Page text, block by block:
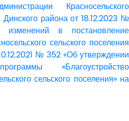
Красносельского
Динского района от 18.12.2023 №
в постановление
сельского поселения
№ 352 «Об утверждении
«Благоустройство
сельского поселения» на